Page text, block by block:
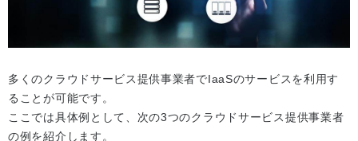
多くのクラウドサービス提供事業者でIaaSのサービスを利用す
ることが可能です。
ここでは具体例として、次の3つのクラウドサービス提供事業者
の例を紹介します。